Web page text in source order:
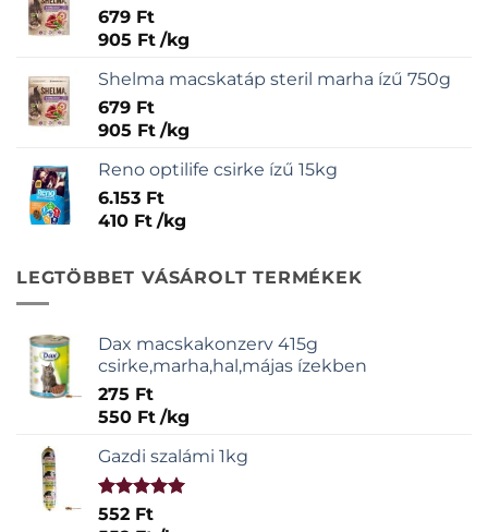
679 Ft
905 Ft /kg
Shelma macskatáp steril marha ízű 750g
679 Ft
905 Ft /kg
Reno optilife csirke ízű 15kg
6.153 Ft
410 Ft /kg
LEGTÖBBET VÁSÁROLT TERMÉKEK
Dax macskakonzerv 415g
csirke,marha,hal,májas ízekben
275 Ft
550 Ft /kg
Gazdi szalámi 1kg
Értékelés:
552 Ft